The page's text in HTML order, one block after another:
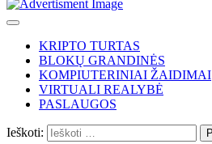
KRIPTO TURTAS
BLOKŲ GRANDINĖS
KOMPIUTERINIAI ŽAIDIMAI
VIRTUALI REALYBĖ
PASLAUGOS
Ieškoti: